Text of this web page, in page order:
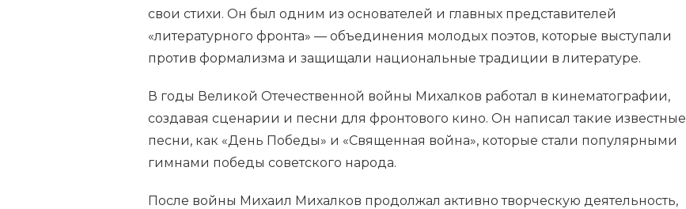
свои стихи. Он был одним из основателей и главных представителей
«литературного фронта» — объединения молодых поэтов, которые выступали
против формализма и защищали национальные традиции в литературе.
В годы Великой Отечественной войны Михалков работал в кинематографии,
создавая сценарии и песни для фронтового кино. Он написал такие известные
песни, как «День Победы» и «Священная война», которые стали популярными
гимнами победы советского народа.
После войны Михаил Михалков продолжал активно творческую деятельность,